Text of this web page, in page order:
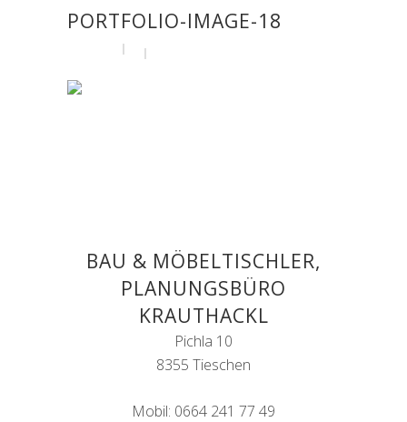
PORTFOLIO-IMAGE-18
BAU & MÖBELTISCHLER,
PLANUNGSBÜRO
KRAUTHACKL
Pichla 10
8355 Tieschen
Mobil: 0664 241 77 49